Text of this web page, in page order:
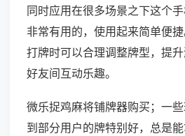
同时应用在很多场景之下这个
非常有用的，使用起来简单便
打牌时可以合理调整牌型，提
好友间互动乐趣。
微乐捉鸡麻将铺牌器购买；一
到部分用户的牌特别好，总是